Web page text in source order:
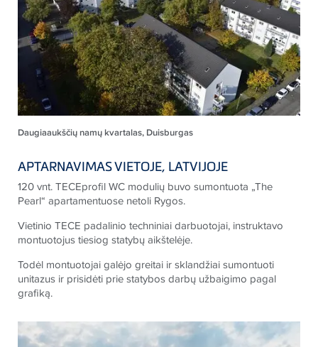
Daugiaaukščių namų kvartalas, Duisburgas
APTARNAVIMAS VIETOJE, LATVIJOJE
120 vnt.TECEprofil WC modulių buvo sumontuota „The
Pearl“ apartamentuose netoli Rygos.
Vietinio TECE padalinio techniniai darbuotojai, instruktavo
montuotojus tiesiog statybų aikštelėje.
Todėl montuotojai galėjo greitai ir sklandžiai sumontuoti
unitazus ir prisidėti prie statybos darbų užbaigimo pagal
grafiką.